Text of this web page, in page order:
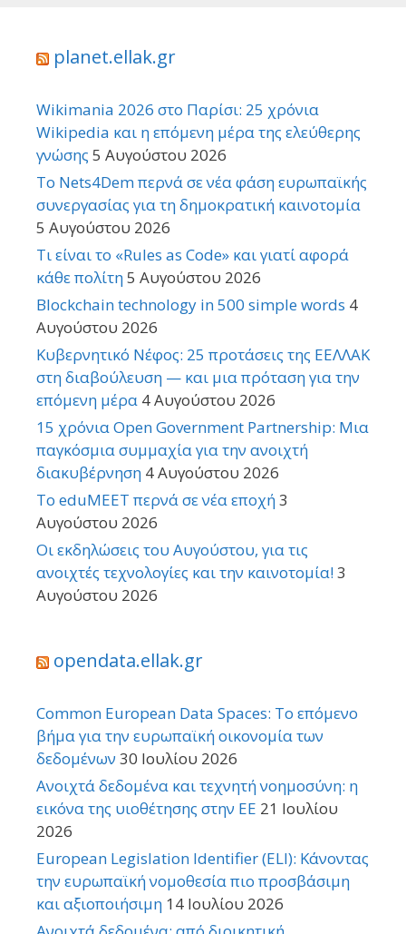
planet.ellak.gr
Wikimania 2026 στο Παρίσι: 25 χρόνια
Wikipedia και η επόμενη μέρα της ελεύθερης
γνώσης 5 Αυγούστου 2026
Το Nets4Dem περνά σε νέα φάση ευρωπαϊκής
συνεργασίας για τη δημοκρατική καινοτομία
5 Αυγούστου 2026
Τι είναι το «Rules as Code» και γιατί αφορά
κάθε πολίτη5 Αυγούστου 2026
Blockchain technology in 500 simple words 4
Αυγούστου 2026
Κυβερνητικό Νέφος: 25 προτάσεις της ΕΕΛΛΑΚ
στη διαβούλευση — και μια πρόταση για την
επόμενη μέρα 4 Αυγούστου 2026
15 χρόνια Open Government Partnership: Μια
παγκόσμια συμμαχία για την ανοιχτή
διακυβέρνηση 4 Αυγούστου 2026
Το eduMEET περνά σε νέα εποχή3
Αυγούστου 2026
Οι εκδηλώσεις του Αυγούστου, για τις
ανοιχτές τεχνολογίες και την καινοτομία!3
Αυγούστου 2026
opendata.ellak.gr
Common European Data Spaces: Το επόμενο
βήμα για την ευρωπαϊκή οικονομία των
δεδομένων 30 Ιουλίου 2026
Ανοιχτά δεδομένα και τεχνητή νοημοσύνη: η
εικόνα της υιοθέτησης στην ΕΕ 21 Ιουλίου
2026
European Legislation Identifier (ELI): Κάνοντας
την ευρωπαϊκή νομοθεσία πιο προσβάσιμη
και αξιοποιήσιμη 14 Ιουλίου 2026